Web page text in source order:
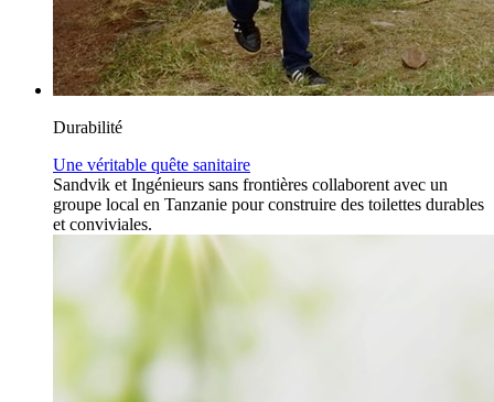
Durabilité
Une véritable quête sanitaire
Sandvik et Ingénieurs sans frontières collaborent avec un
groupe local en Tanzanie pour construire des toilettes durables
et conviviales.